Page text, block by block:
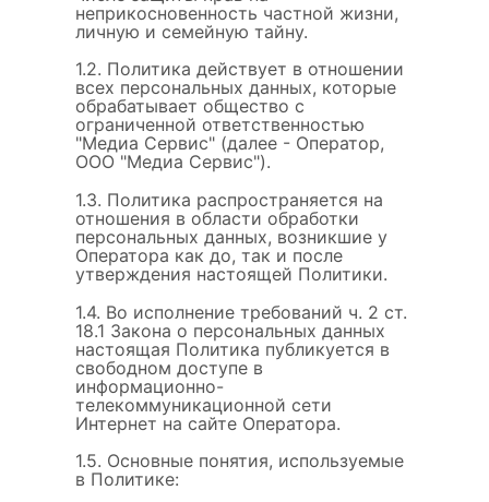
неприкосновенность частной жизни,
личную и семейную тайну.
1.2. Политика действует в отношении
всех персональных данных, которые
обрабатывает общество с
ограниченной ответственностью
"Медиа Сервис" (далее - Оператор,
ООО "Медиа Сервис").
1.3. Политика распространяется на
отношения в области обработки
персональных данных, возникшие у
Оператора как до, так и после
утверждения настоящей Политики.
1.4. Во исполнение требований ч. 2 ст.
18.1 Закона о персональных данных
настоящая Политика публикуется в
свободном доступе в
информационно-
телекоммуникационной сети
Интернет на сайте Оператора.
1.5. Основные понятия, используемые
в Политике: